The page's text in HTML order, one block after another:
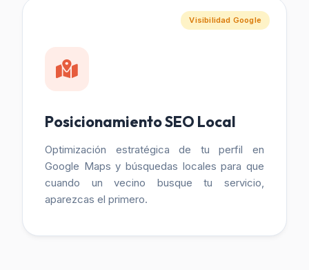
Visibilidad Google
Posicionamiento SEO Local
Optimización estratégica de tu perfil en
Google Maps y búsquedas locales para que
cuando un vecino busque tu servicio,
aparezcas el primero.